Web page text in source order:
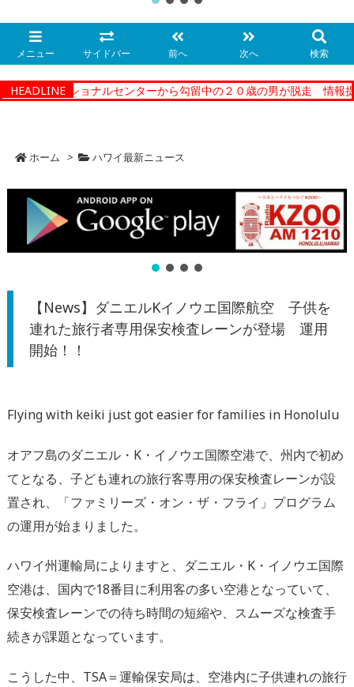
メニュー サイドバー 前へ 次へ 検索
HEADLINE
ーコレクショナルセンターから勾留中の２０歳の男が脱走 情報提供
ホーム > ハワイ最新ニュース
【News】ダニエルKイノウエ国際航空 子供を
連れた旅行者専用保安検査レーンが登場 運用
開始！！
Flying with keiki just got easier for families in Honolulu
オアフ島のダニエル・K・イノウエ国際空港で、州内で初め
てとなる、子ども連れの旅行客専用の保安検査レーンが設
置され、「ファミリーズ・オン・ザ・フライ」プログラム
の運用が始まりました。
ハワイ州運輸局によりますと、ダニエル・K・イノウエ国際
空港は、国内で18番目に利用客の多い空港となっていて、
保安検査レーンでの待ち時間の短縮や、スムーズな検査手
続きが課題となっています。
こうした中、TSA＝運輸保安局は、空港内に子供連れの旅行